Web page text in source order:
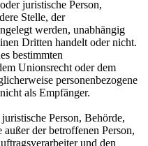
juristische Person,
Stelle, der
werden, unabhängig
Dritten handelt oder nicht.
bestimmten
Unionsrecht oder dem
personenbezogene
als Empfänger.
Person, Behörde,
der betroffenen Person,
und den